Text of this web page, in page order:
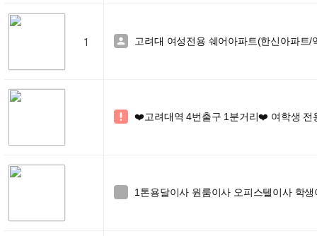
1  고려대 여성전용 쉐어아파트(한신아파트
 ❤️고려대역 4번출구 1분거리❤️ 여학생 전
1톤용달이사 원룸이사 오피스텔이사 학